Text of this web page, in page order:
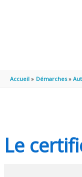
Accueil Démarches
Le